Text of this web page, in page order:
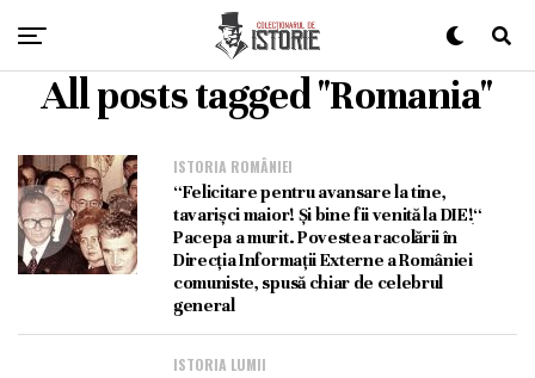
All posts tagged "Romania"
ISTORIA ROMÂNIEI
“Felicitare pentru avansare la tine,
tavarișci maior! Și bine fii venită la DIE!ׅ“
Pacepa a murit. Povestea racolării în
Direcția Informații Externe a României
comuniste, spusă chiar de celebrul
general
ISTORIA LUMII